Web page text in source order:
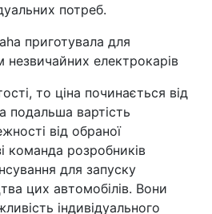
потреб.
приготувала для
незвичайних електрокарів
то ціна починається від
подальша вартість
від обраної
команда розробників
для запуску
цих автомобілів. Вони
індивідуального